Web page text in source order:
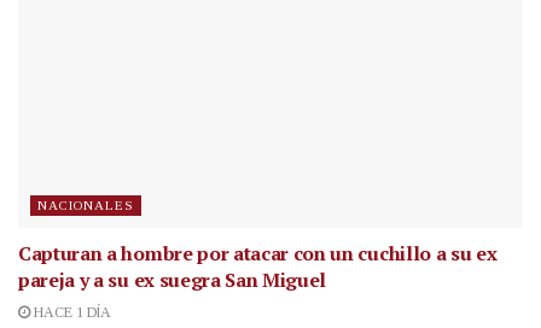
NACIONALES
Capturan a hombre por atacar con un cuchillo a su ex
pareja y a su ex suegra San Miguel
HACE 1 DÍA